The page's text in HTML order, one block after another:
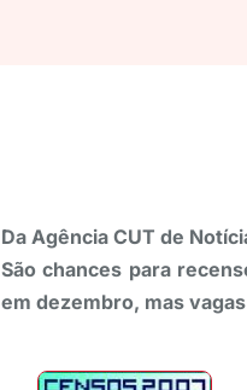
Da Agência CUT de
São chances para
em dezembro, mas